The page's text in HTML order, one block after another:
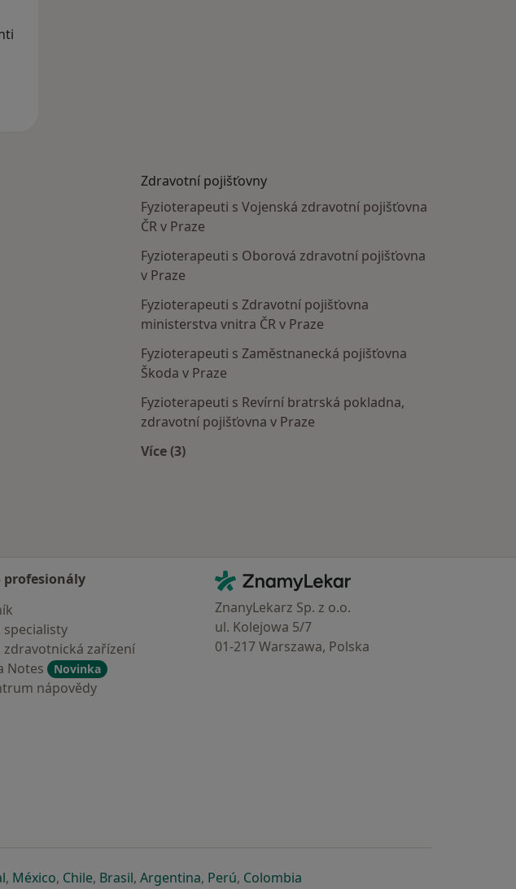
Zdravotní pojišťovny
Fyzioterapeuti s Vojenská zdravotní pojišťovna
ČR v Praze
Fyzioterapeuti s Oborová zdravotní pojišťovna
v Praze
Fyzioterapeuti s Zdravotní pojišťovna
ministerstva vnitra ČR v Praze
Fyzioterapeuti s Zaměstnanecká pojišťovna
Škoda v Praze
Fyzioterapeuti s Revírní bratrská pokladna,
zdravotní pojišťovna v Praze
Více (3)
profesionály
specialisty
zdravotnická zařízení
Notes
Novinka
nápovědy
Kontakt
ZnamyLekar - Hlavní stránka
ZnanyLekarz Sp. z o.o.
ul. Kolejowa 5/7
01-217 Warszawa, Polska
nové záložce
se otevře v nové záložce
, Méxicose otevře v nové záložce
, Chilese otevře v nové záložce
, Brasilse otevře v nové záložce
, Argentinase otevře v nové záložce
, Perúse otevře v nové záložce
, Colombiase otevře v nové záložce